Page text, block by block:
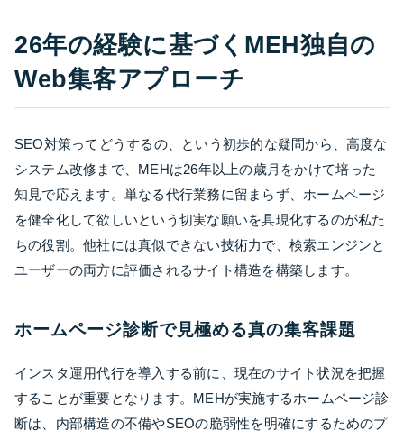
26年の経験に基づくMEH独自の
Web集客アプローチ
SEO対策ってどうするの、という初歩的な疑問から、高度な
システム改修まで、MEHは26年以上の歳月をかけて培った
知見で応えます。単なる代行業務に留まらず、ホームページ
を健全化して欲しいという切実な願いを具現化するのが私た
ちの役割。他社には真似できない技術力で、検索エンジンと
ユーザーの両方に評価されるサイト構造を構築します。
ホームページ診断で見極める真の集客課題
インスタ運用代行を導入する前に、現在のサイト状況を把握
することが重要となります。MEHが実施するホームページ診
断は、内部構造の不備やSEOの脆弱性を明確にするためのプ